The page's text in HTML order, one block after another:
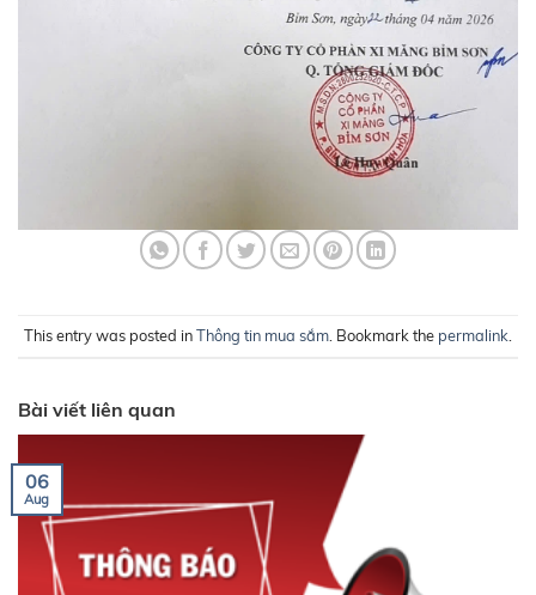
This entry was posted inThông tin mua sắm . Bookmark the permalink
Bài viết liên quan
06
Aug